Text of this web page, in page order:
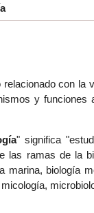
con
y
" significa
las ramas de la
marina, biología